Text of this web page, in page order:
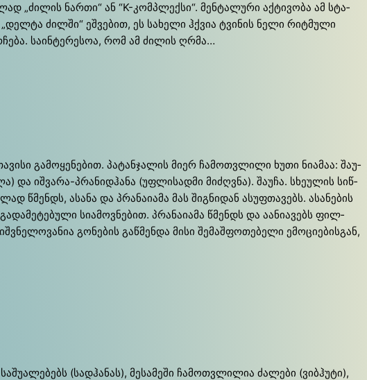
„ძი­ლის ნარ­თი“ ან “K-კო­მპლექ­სი“. მენ­ტა­ლუ­რი აქ­ტი­ვო­ბა ამ სტა­
ძილ­ში“ ეშ­ვე­ბით, ეს სა­ხე­ლი ჰქვია ტვი­ნის ნე­ლი რიტ­მუ­ლი
სა­ინ­ტე­რე­სოა, რომ ამ ძი­ლის ღრმა…
გა­მო­ყე­ნე­ბით. პა­ტან­ჯა­ლის მი­ერ ჩა­მოთ­ვლი­ლი ხუ­თი ნი­ა­მაა: შა­უ­
და იშ­ვა­რა-პრა­ნიდ­ჰა­ნა (უფლი­სად­მი მიძ­ღვნა). შა­უ­ჩა. სხე­უ­ლის სიწ­
ასა­ნა და პრა­ნა­ი­ა­მა მას ში­გნი­დან ასუფ­თა­ვებს. ასა­ნე­ბის
სი­ა­მოვ­ნე­ბით. პრა­ნა­ი­ა­მა წმენდს და აა­ნი­ა­ვებს ფილ­
გო­ნე­ბის გაწ­მენ­და მი­სი შე­მაშ­ფო­თე­ბე­ლი ემო­ცი­ე­ბის­გან,
(სად­ჰა­ნას), მე­სა­მე­ში ჩა­მოთ­ვლი­ლია ძა­ლე­ბი (ვიბ­ჰუ­ტი),